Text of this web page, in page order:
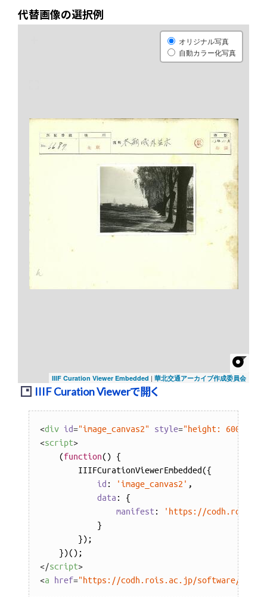
代替画像の選択例
オリジナル写真
自動カラー化写真
IIIF Curation Viewer Embedded | 華北交通アーカイブ作成委員会
IIIF Curation Viewerで開く
<div id="image_canvas2" style="height: 600px;"
<script>
    (
function( ) {
        IIIFCurationViewerEmbedded({
id : 'image_canvas2' ,
data : {
manifest :
'https://
            }
        });
</script>
<a href="https://codh.rois.ac.jp/software/iiif-